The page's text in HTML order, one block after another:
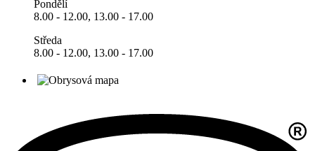
Pondělí
8.00 - 12.00, 13.00 - 17.00
Středa
8.00 - 12.00, 13.00 - 17.00